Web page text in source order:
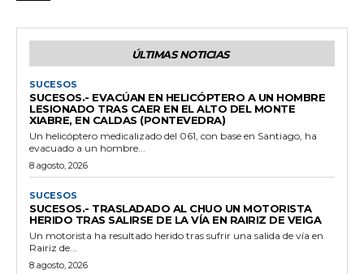
ÚLTIMAS NOTICIAS
SUCESOS
SUCESOS.- EVACÚAN EN HELICÓPTERO A UN HOMBRE
LESIONADO TRAS CAER EN EL ALTO DEL MONTE
XIABRE, EN CALDAS (PONTEVEDRA)
Un helicóptero medicalizado del 061, con base en Santiago, ha
evacuado a un hombre...
8 agosto, 2026
SUCESOS
SUCESOS.- TRASLADADO AL CHUO UN MOTORISTA
HERIDO TRAS SALIRSE DE LA VÍA EN RAIRIZ DE VEIGA
Un motorista ha resultado herido tras sufrir una salida de vía en
Rairiz de...
8 agosto, 2026